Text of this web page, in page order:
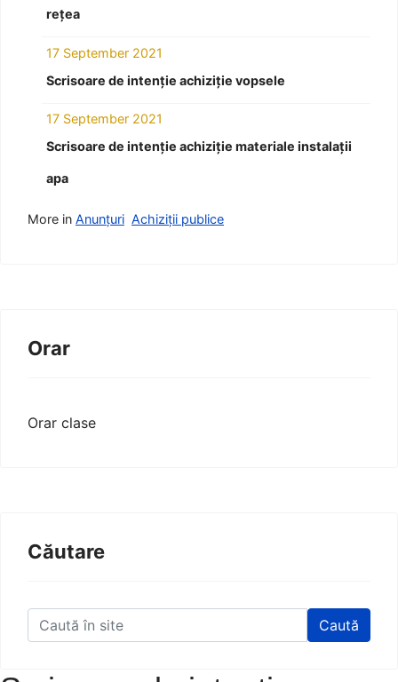
rețea
17 September 2021
Scrisoare de intenție achiziție vopsele
17 September 2021
Scrisoare de intenție achiziție materiale instalații
apa
More in Anunțuri Achiziții publice
Orar
Orar clase
Căutare
Caută